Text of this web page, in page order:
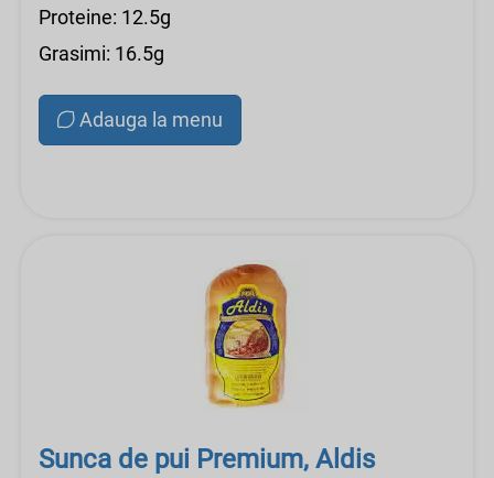
Proteine: 12.5g
Grasimi: 16.5g
Adauga la menu
Sunca de pui Premium, Aldis